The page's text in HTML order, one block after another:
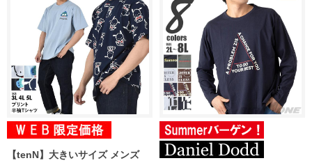
【tenN】大きいサイズ メンズ